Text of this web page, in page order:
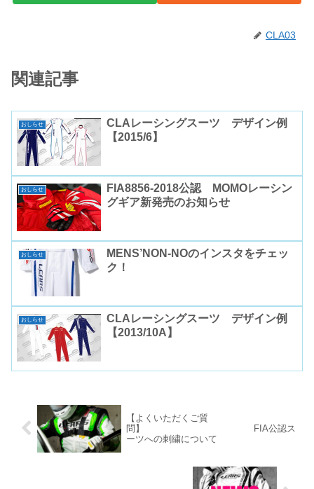
CLA03
関連記事
おしらせ
CLAレーシングスーツ デザイン例
【2015/6】
おしらせ
FIA8856-2018公認 MOMOレーシン
グギア新発売のお知らせ
おしらせ
MENS’NON-NOのインスタをチェッ
ク！
おしらせ
CLAレーシングスーツ デザイン例
【2013/10A】
【よくいただくご質
問】 FIA公認ス
ーツへの刺繍について